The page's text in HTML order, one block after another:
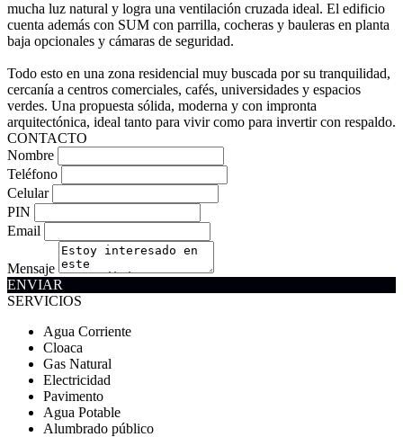
mucha luz natural y logra una ventilación cruzada ideal. El edificio
cuenta además con SUM con parrilla, cocheras y bauleras en planta
baja opcionales y cámaras de seguridad.
Todo esto en una zona residencial muy buscada por su tranquilidad,
cercanía a centros comerciales, cafés, universidades y espacios
verdes. Una propuesta sólida, moderna y con impronta
arquitectónica, ideal tanto para vivir como para invertir con respaldo.
CONTACTO
Nombre
Teléfono
Celular
PIN
Email
Mensaje
ENVIAR
SERVICIOS
Agua Corriente
Cloaca
Gas Natural
Electricidad
Pavimento
Agua Potable
Alumbrado público